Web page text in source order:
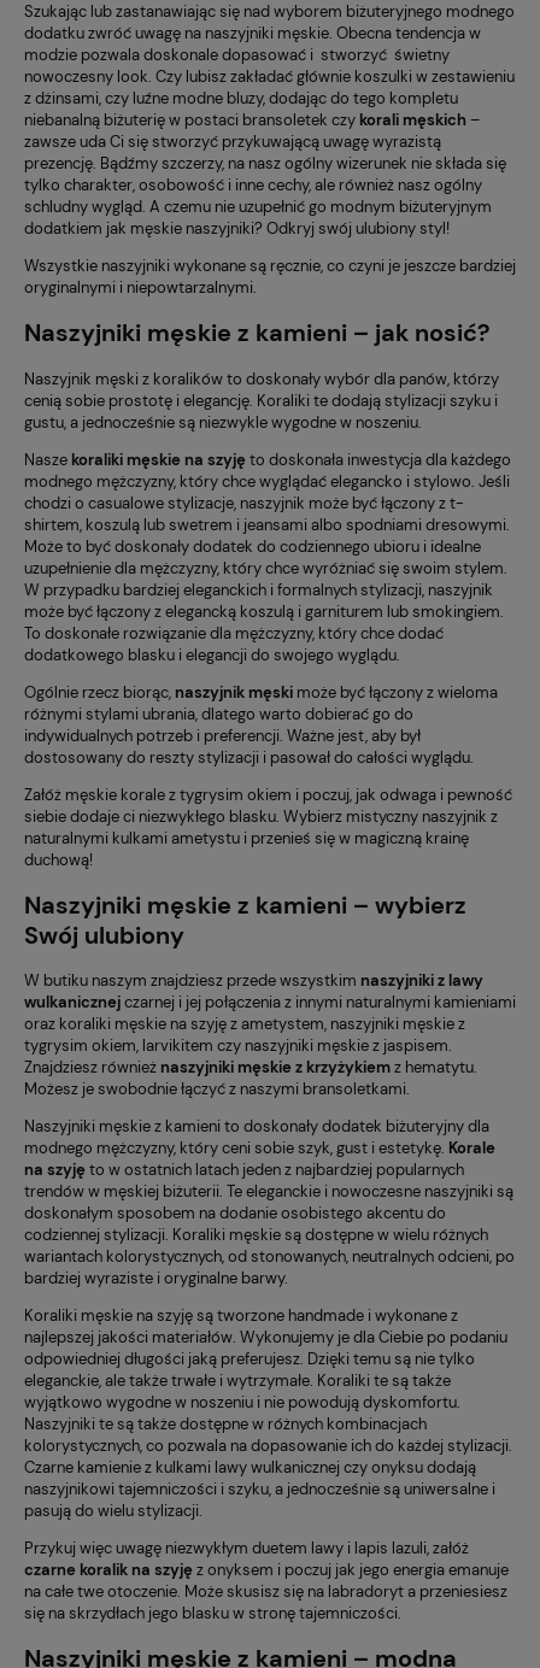
Szukając lub zastanawiając się nad wyborem biżuteryjnego modnego
dodatku zwróć uwagę na naszyjniki męskie. Obecna tendencja w
modzie pozwala doskonale dopasować i stworzyć świetny
nowoczesny look. Czy lubisz zakładać głównie koszulki w zestawieniu
z dżinsami, czy luźne modne bluzy, dodając do tego kompletu
niebanalną biżuterię w postaci bransoletek czy korali męskich –
zawsze uda Ci się stworzyć przykuwającą uwagę wyrazistą
prezencję. Bądźmy szczerzy, na nasz ogólny wizerunek nie składa się
tylko charakter, osobowość i inne cechy, ale również nasz ogólny
schludny wygląd. A czemu nie uzupełnić go modnym biżuteryjnym
dodatkiem jak męskie naszyjniki? Odkryj swój ulubiony styl!
Wszystkie naszyjniki wykonane są ręcznie, co czyni je jeszcze bardziej
oryginalnymi i niepowtarzalnymi.
Naszyjniki męskie z kamieni – jak nosić?
Naszyjnik męski z koralików to doskonały wybór dla panów, którzy
cenią sobie prostotę i elegancję. Koraliki te dodają stylizacji szyku i
gustu, a jednocześnie są niezwykle wygodne w noszeniu.
Nasze koraliki męskie na szyjęto doskonała inwestycja dla każdego
modnego mężczyzny, który chce wyglądać elegancko i stylowo. Jeśli
chodzi o casualowe stylizacje, naszyjnik może być łączony z t-
shirtem, koszulą lub swetrem i jeansami albo spodniami dresowymi.
Może to być doskonały dodatek do codziennego ubioru i idealne
uzupełnienie dla mężczyzny, który chce wyróżniać się swoim stylem.
W przypadku bardziej eleganckich i formalnych stylizacji, naszyjnik
może być łączony z elegancką koszulą i garniturem lub smokingiem.
To doskonałe rozwiązanie dla mężczyzny, który chce dodać
dodatkowego blasku i elegancji do swojego wyglądu.
Ogólnie rzecz biorąc, naszyjnik męski może być łączony z wieloma
różnymi stylami ubrania, dlatego warto dobierać go do
indywidualnych potrzeb i preferencji. Ważne jest, aby był
dostosowany do reszty stylizacji i pasował do całości wyglądu.
Załóż męskie korale z tygrysim okiem i poczuj, jak odwaga i pewność
siebie dodaje ci niezwykłego blasku. Wybierz mistyczny naszyjnik z
naturalnymi kulkami ametystu i przenieś się w magiczną krainę
duchową!
Naszyjniki męskie z kamieni – wybierz
Swój ulubiony
W butiku naszym znajdziesz przede wszystkim naszyjniki z lawy
wulkanicznejczarnej i jej połączenia z innymi naturalnymi kamieniami
oraz koraliki męskie na szyję z ametystem, naszyjniki męskie z
tygrysim okiem, larvikitem czy naszyjniki męskie z jaspisem.
Znajdziesz również naszyjniki męskie z krzyżykiemz hematytu.
Możesz je swobodnie łączyć z naszymi bransoletkami.
Naszyjniki męskie z kamieni to doskonały dodatek biżuteryjny dla
modnego mężczyzny, który ceni sobie szyk, gust i estetykę. Korale
na szyjęto w ostatnich latach jeden z najbardziej popularnych
trendów w męskiej biżuterii. Te eleganckie i nowoczesne naszyjniki są
doskonałym sposobem na dodanie osobistego akcentu do
codziennej stylizacji. Koraliki męskie są dostępne w wielu różnych
wariantach kolorystycznych, od stonowanych, neutralnych odcieni, po
bardziej wyraziste i oryginalne barwy.
Koraliki męskie na szyję są tworzone handmade i wykonane z
najlepszej jakości materiałów. Wykonujemy je dla Ciebie po podaniu
odpowiedniej długości jaką preferujesz. Dzięki temu są nie tylko
eleganckie, ale także trwałe i wytrzymałe. Koraliki te są także
wyjątkowo wygodne w noszeniu i nie powodują dyskomfortu.
Naszyjniki te są także dostępne w różnych kombinacjach
kolorystycznych, co pozwala na dopasowanie ich do każdej stylizacji.
Czarne kamienie z kulkami lawy wulkanicznej czy onyksu dodają
naszyjnikowi tajemniczości i szyku, a jednocześnie są uniwersalne i
pasują do wielu stylizacji.
Przykuj więc uwagę niezwykłym duetem lawy i lapis lazuli, załóż
czarne koralik na szyjęz onyksem i poczuj jak jego energia emanuje
na całe twe otoczenie. Może skusisz się na labradoryt a przeniesiesz
się na skrzydłach jego blasku w stronę tajemniczości.
Naszyjniki męskie z kamieni – modna